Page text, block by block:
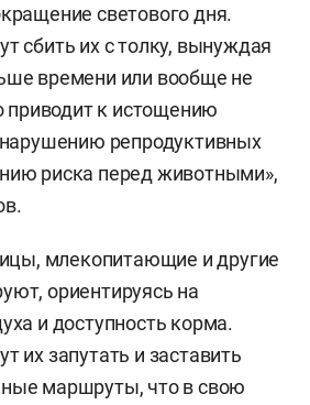
светового дня.
сбить их с толку, вынуждая
времени или вообще не
приводит к истощению
репродуктивных
риска перед животными»,
млекопитающие и другие
ориентируясь на
и доступность корма.
их запутать и заставить
маршруты, что в свою